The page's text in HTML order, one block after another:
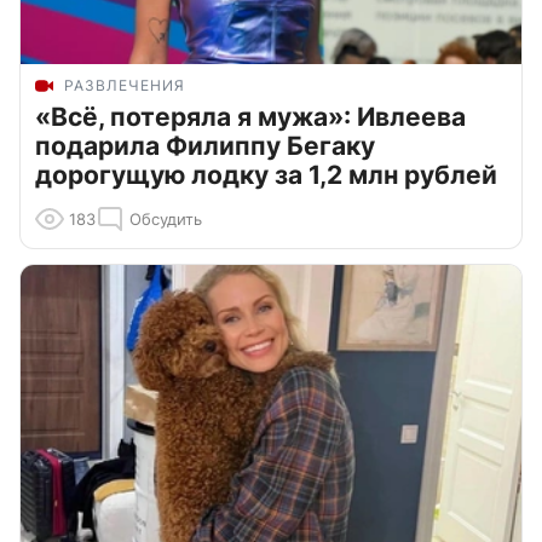
РАЗВЛЕЧЕНИЯ
«Всё, потеряла я мужа»: Ивлеева
подарила Филиппу Бегаку
дорогущую лодку за 1,2 млн рублей
183 Обсудить